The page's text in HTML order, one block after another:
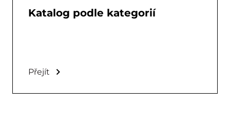
Katalog podle kategorií
Přejít